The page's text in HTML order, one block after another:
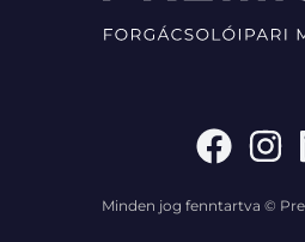
Minden jog fenntartva ©